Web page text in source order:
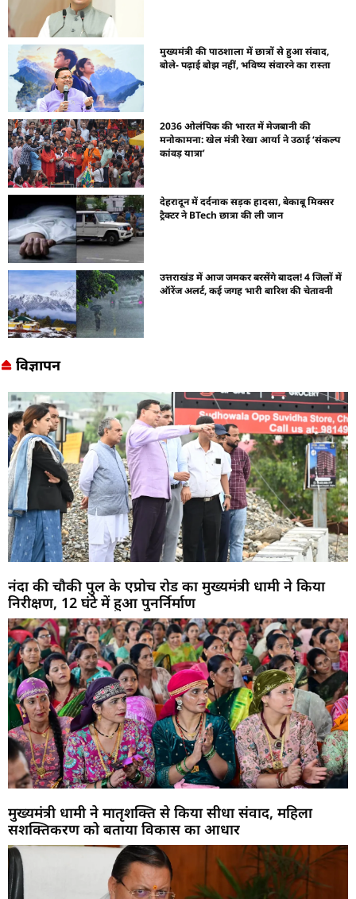
मुख्यमंत्री की पाठशाला में छात्रों से हुआ संवाद,
बोले- पढ़ाई बोझ नहीं, भविष्य संवारने का रास्ता
2036 ओलंपिक की भारत में मेजबानी की
मनोकामना: खेल मंत्री रेखा आर्या ने उठाई ‘संकल्प
कांवड़ यात्रा’
देहरादून में दर्दनाक सड़क हादसा, बेकाबू मिक्सर
ट्रैक्टर ने BTech छात्रा की ली जान
उत्तराखंड में आज जमकर बरसेंगे बादल! 4 जिलों में
ऑरेंज अलर्ट, कई जगह भारी बारिश की चेतावनी
विज्ञापन
नंदा की चौकी पुल के एप्रोच रोड का मुख्यमंत्री धामी ने किया
निरीक्षण, 12 घंटे में हुआ पुनर्निर्माण
मुख्यमंत्री धामी ने मातृशक्ति से किया सीधा संवाद, महिला
सशक्तिकरण को बताया विकास का आधार